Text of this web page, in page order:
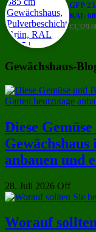
GFP
RAL
€
Gewächshaus-
Diese
anbauen und
28. Juli 2026 Off
Worauf